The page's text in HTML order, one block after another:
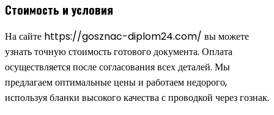
Стоимость и условия
На сайте https://gosznac-diplom24.com/ вы можете
узнать точную стоимость готового документа. Оплата
осуществляется после согласования всех деталей. Мы
предлагаем оптимальные цены и работаем недорого,
используя бланки высокого качества с проводкой через гознак.